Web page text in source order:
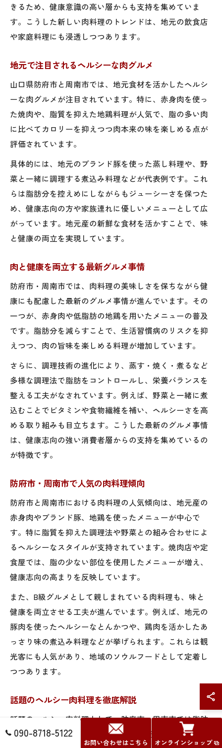
きるため、健康意識の高い層からも支持を集めていま
す。こうした新しい肉料理のトレンドは、地元の飲食店
や家庭料理にも浸透しつつあります。
地元で注目されるヘルシーな肉グルメ
山口県防府市と周南市では、地元食材を活かしたヘルシ
ーな肉グルメが注目されています。特に、赤身肉を使っ
た焼肉や、脂質を抑えた地鶏料理が人気で、脂の多い肉
に比べてカロリーを抑えつつ肉本来の味を楽しめる点が
評価されています。
具体的には、地元のブランド豚を使った蒸し料理や、野
菜と一緒に調理する煮込み料理などが代表例です。これ
らは脂肪分を控えめにしながらもジューシーさを保つた
め、健康志向の方や家族連れに優しいメニューとして広
がっています。地元産の新鮮な食材を活かすことで、味
と健康の両立を実現しています。
肉と健康を両立する最新グルメ事情
防府市・周南市では、肉料理の美味しさを保ちながら健
康にも配慮した最新のグルメ事情が進んでいます。その
一つが、赤身肉や低脂肪の地鶏を用いたメニューの普及
です。脂肪分を減らすことで、生活習慣病のリスクを抑
えつつ、肉の旨味を楽しめる料理が増加しています。
さらに、調理技術の進化により、蒸す・焼く・煮るなど
多様な調理法で脂肪をコントロールし、栄養バランスを
整える工夫がなされています。例えば、野菜と一緒に煮
込むことでビタミンや食物繊維を補い、ヘルシーさを高
める取り組みも目立ちます。こうした最新のグルメ事情
は、健康志向の強い消費者層からの支持を集めているの
が特徴です。
防府市・周南市で人気の肉料理傾向
防府市と周南市における肉料理の人気傾向は、地元産の
赤身肉やブランド豚、地鶏を使ったメニューが中心で
す。特に脂質を抑えた調理法や野菜との組み合わせによ
るヘルシーなスタイルが支持されています。焼肉店や定
食屋では、脂の少ない部位を使用したメニューが増え、
健康志向の高まりを反映しています。
また、B級グルメとして親しまれている肉料理も、味と
健康を両立させる工夫が進んでいます。例えば、地元の
豚肉を使ったヘルシーなとんかつや、鶏肉を活かしたあ
っさり味の煮込み料理などが挙げられます。これらは観
光客にも人気があり、地域のソウルフードとして定着し
つつあります。
話題のヘルシー肉料理を徹底解説
話題のヘルシー肉料理として、防府市・周南市では脂肪
分を抑えた赤身肉のステーキや、地元産の地鶏を使った
090-8718-5122
お問い合わせはこちら オンラインショップ